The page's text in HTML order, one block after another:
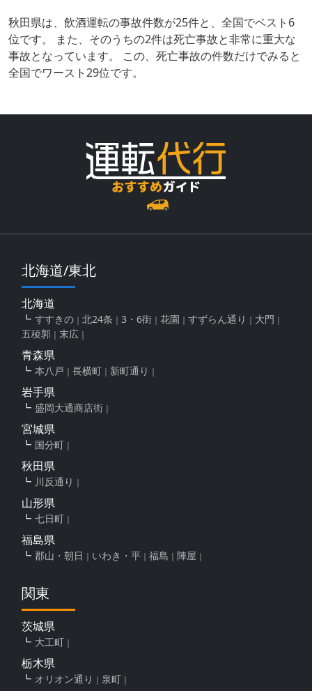
秋田県は、飲酒運転の事故件数が25件と、全国でベスト6
位です。 また、そのうちの2件は死亡事故と非常に重大な
事故となっています。 この、死亡事故の件数だけでみると
全国でワースト29位です。
北海道/東北
北海道
すすきの 北24条 3・6街 花園 すずらん通り
大門
五稜郭
末広
青森県
本八戸 長横町 新町通り
岩手県
盛岡大通商店街
宮城県
国分町
秋田県
川反通り
山形県
七日町
福島県
郡山・朝日 いわき・平 福島 陣屋
関東
茨城県
大工町
栃木県
オリオン通り 泉町